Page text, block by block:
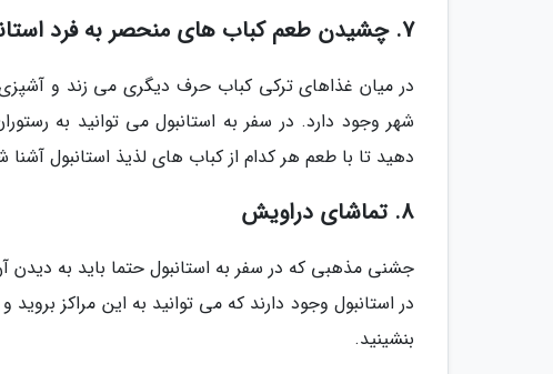
7. چشیدن طعم کباب های منحصر به فرد استانبول
شهر وجود دارد. در سفر به استانبول می توانید به
دهید تا با طعم هر کدام از کباب های لذیذ استانبول آشنا
8. تماشای دراویش
جشنی مذهبی که در سفر به استانبول حتما باید به دیدن
در استانبول وجود دارند که می توانید به این مراکز
بنشینید.